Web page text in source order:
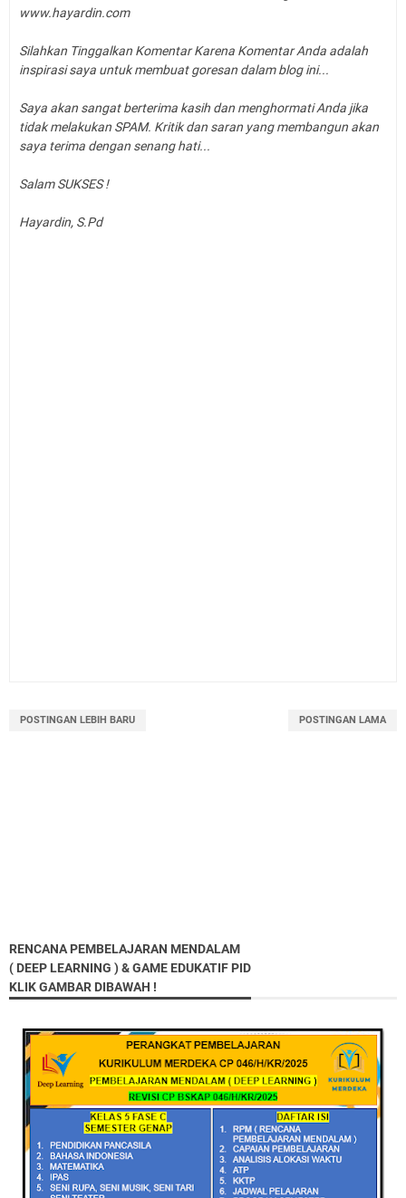
www.hayardin.com
Silahkan Tinggalkan Komentar Karena Komentar Anda adalah
inspirasi saya untuk membuat goresan dalam blog ini...
Saya akan sangat berterima kasih dan menghormati Anda jika
tidak melakukan SPAM. Kritik dan saran yang membangun akan
saya terima dengan senang hati...
Salam SUKSES !
Hayardin, S.Pd
POSTINGAN LEBIH BARU POSTINGAN LAMA
RENCANA PEMBELAJARAN MENDALAM
( DEEP LEARNING ) & GAME EDUKATIF PID
KLIK GAMBAR DIBAWAH !